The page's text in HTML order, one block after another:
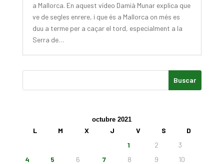
a Mallorca. En aquest vídeo Damià Munar explica que
ve de segles enrere, i que és a Mallorca on més es
duu a terme per a caçar el tord, especialment a la
Serra de…
octubre 2021
L M X J V S
D
1
2
3
4
5 6 7 8 9
10